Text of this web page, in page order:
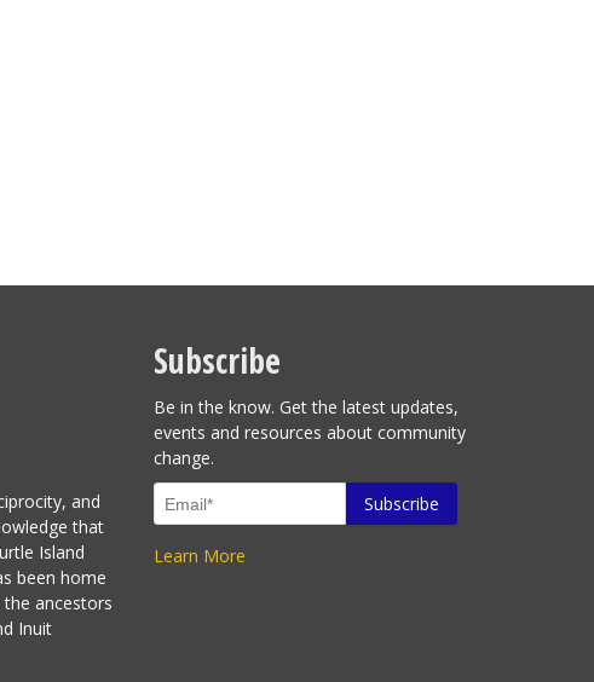
and
that
Island
been home
ancestors
Inuit
Subscribe
Be in the know. Get the latest updates,
events and resources about community
change.
Learn More